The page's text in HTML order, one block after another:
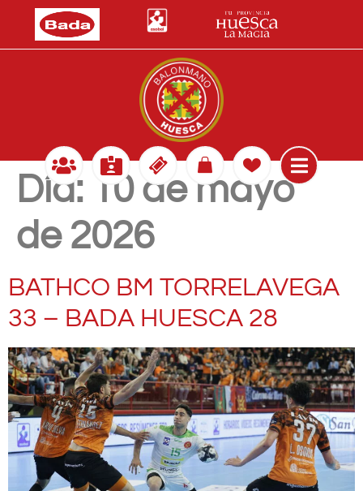
Día: 10 de mayo
de 2026
BATHCO BM TORRELAVEGA
33 – BADA HUESCA 28